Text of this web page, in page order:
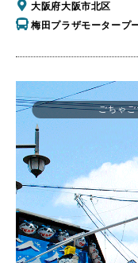
大阪府大阪市北区
梅田プラザモータープ
ごちゃ